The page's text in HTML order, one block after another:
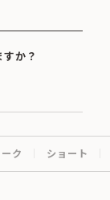
か？
ク ショート